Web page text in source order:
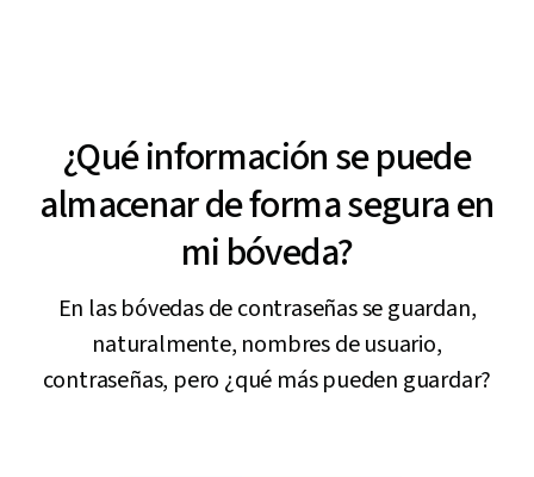
¿Qué información se puede
almacenar de forma segura en
mi bóveda?
En las bóvedas de contraseñas se guardan,
naturalmente, nombres de usuario,
contraseñas, pero ¿qué más pueden guardar?